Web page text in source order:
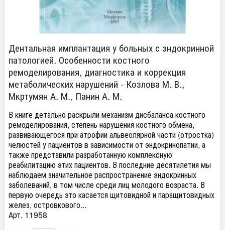
Дентальная имплантация у больных с эндокринной
патологией. Особенности костного
ремоделирования, диагностика и коррекция
метаболических нарушений - Козлова М. В.,
Мкртумян А. М., Панин А. М.
В книге детально раскрыли механизм дисбаланса костного
ремоделирования, степень нарушения костного обмена,
развивающегося при атрофии альвеолярной части (отростка)
челюстей у пациентов в зависимости от эндокринопатии, а
также представили разработанную комплексную
реабилитацию этих пациентов. В последние десятилетия мы
наблюдаем значительное распространение эндокринных
заболеваний, в том числе среди лиц молодого возраста. В
первую очередь это касается щитовидной и паращитовидных
желез, островкового...
Арт. 11958